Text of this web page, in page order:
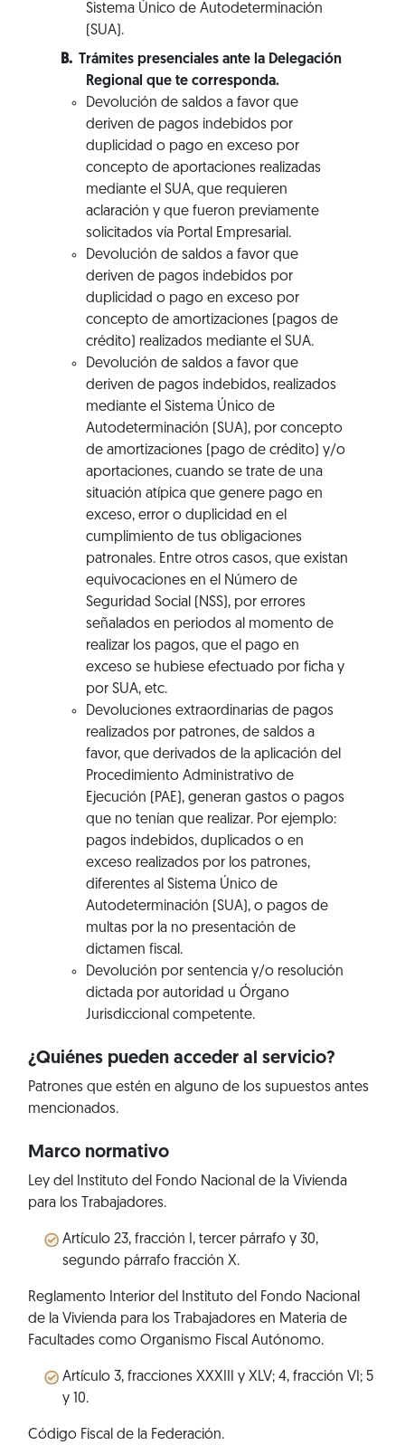
Sistema Único de Autodeterminación
(SUA).
Trámites presenciales ante la Delegación
Regional que te corresponda.
Devolución de saldos a favor que
deriven de pagos indebidos por
duplicidad o pago en exceso por
concepto de aportaciones realizadas
mediante el SUA, que requieren
aclaración y que fueron previamente
solicitados vía Portal Empresarial.
Devolución de saldos a favor que
deriven de pagos indebidos por
duplicidad o pago en exceso por
concepto de amortizaciones (pagos de
crédito) realizados mediante el SUA.
Devolución de saldos a favor que
deriven de pagos indebidos, realizados
mediante el Sistema Único de
Autodeterminación (SUA), por concepto
de amortizaciones (pago de crédito) y/o
aportaciones, cuando se trate de una
situación atípica que genere pago en
exceso, error o duplicidad en el
cumplimiento de tus obligaciones
patronales. Entre otros casos, que existan
equivocaciones en el Número de
Seguridad Social (NSS), por errores
señalados en periodos al momento de
realizar los pagos, que el pago en
exceso se hubiese efectuado por ficha y
por SUA, etc.
Devoluciones extraordinarias de pagos
realizados por patrones, de saldos a
favor, que derivados de la aplicación del
Procedimiento Administrativo de
Ejecución (PAE), generan gastos o pagos
que no tenían que realizar. Por ejemplo:
pagos indebidos, duplicados o en
exceso realizados por los patrones,
diferentes al Sistema Único de
Autodeterminación (SUA), o pagos de
multas por la no presentación de
dictamen fiscal.
Devolución por sentencia y/o resolución
dictada por autoridad u Órgano
Jurisdiccional competente.
¿Quiénes pueden acceder al servicio?
Patrones que estén en alguno de los supuestos antes
mencionados.
Marco normativo
Ley del Instituto del Fondo Nacional de la Vivienda
para los Trabajadores.
Artículo 23, fracción I, tercer párrafo y 30,
segundo párrafo fracción X.
Reglamento Interior del Instituto del Fondo Nacional
de la Vivienda para los Trabajadores en Materia de
Facultades como Organismo Fiscal Autónomo.
Artículo 3, fracciones XXXIII y XLV; 4, fracción VI; 5
y 10.
Código Fiscal de la Federación.